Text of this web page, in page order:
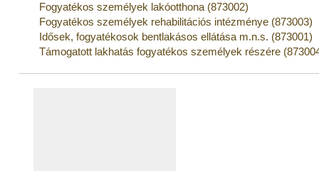
Fogyatékos személyek lakóotthona (873002)
Fogyatékos személyek rehabilitációs intézménye (873003)
Idősek, fogyatékosok bentlakásos ellátása m.n.s. (873001)
Támogatott lakhatás fogyatékos személyek részére